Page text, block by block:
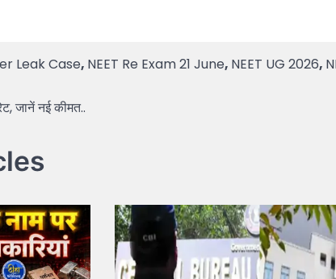
Leak Case, NEET Re Exam 21 June, NEET UG 2026,
जानें नई कीमत..